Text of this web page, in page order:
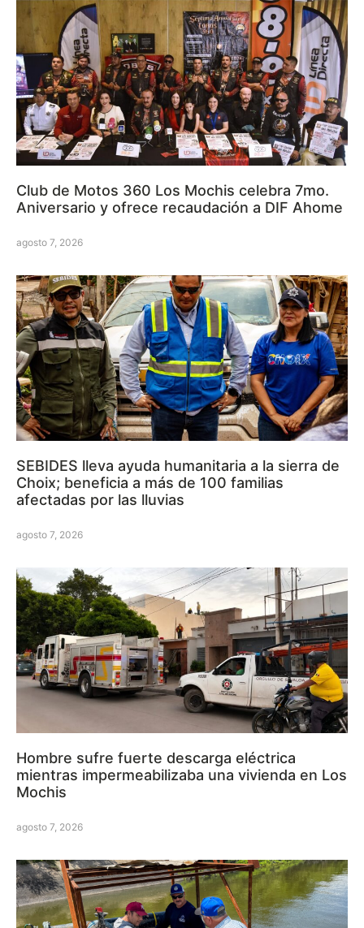
Club de Motos 360 Los Mochis celebra 7mo.
Aniversario y ofrece recaudación a DIF Ahome
agosto 7, 2026
SEBIDES lleva ayuda humanitaria a la sierra de
Choix; beneficia a más de 100 familias
afectadas por las lluvias
agosto 7, 2026
Hombre sufre fuerte descarga eléctrica
mientras impermeabilizaba una vivienda en Los
Mochis
agosto 7, 2026